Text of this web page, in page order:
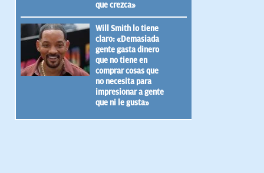
que crezca»
Will Smith lo tiene
claro: «Demasiada
gente gasta dinero
que no tiene en
comprar cosas que
no necesita para
impresionar a gente
que ni le gusta»